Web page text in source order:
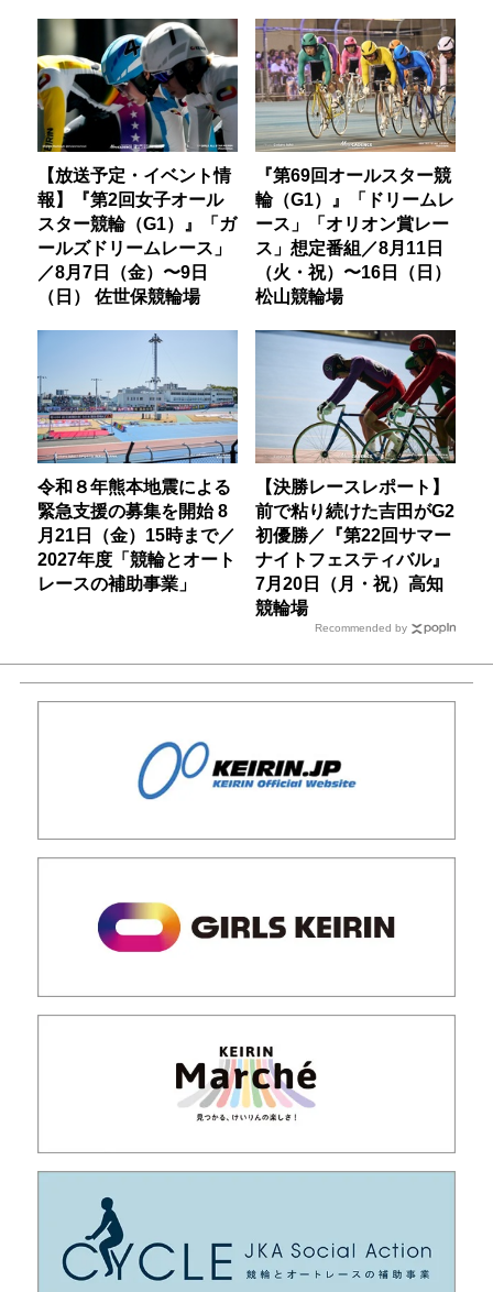
【放送予定・イベント情
報】『第2回女子オール
スター競輪（G1）』「ガ
ールズドリームレース」
／8月7日（金）〜9日
（日） 佐世保競輪場
『第69回オールスター競
輪（G1）』「ドリームレ
ース」「オリオン賞レー
ス」想定番組／8月11日
（火・祝）〜16日（日）
松山競輪場
令和８年熊本地震による
緊急支援の募集を開始 8
月21日（金）15時まで／
2027年度「競輪とオート
レースの補助事業」
【決勝レースレポート】
前で粘り続けた吉田がG2
初優勝／『第22回サマー
ナイトフェスティバル』
7月20日（月・祝）高知
競輪場
Recommended by